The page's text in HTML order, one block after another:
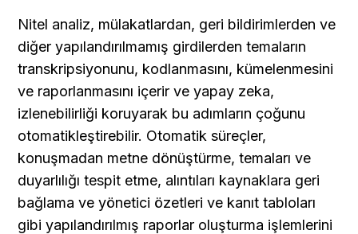
Nitel analiz, mülakatlardan, geri bildirimlerden ve
diğer yapılandırılmamış girdilerden temaların
transkripsiyonunu, kodlanmasını, kümelenmesini
ve raporlanmasını içerir ve yapay zeka,
izlenebilirliği koruyarak bu adımların çoğunu
otomatikleştirebilir. Otomatik süreçler,
konuşmadan metne dönüştürme, temaları ve
duyarlılığı tespit etme, alıntıları kaynaklara geri
bağlama ve yönetici özetleri ve kanıt tabloları
gibi yapılandırılmış raporlar oluşturma işlemlerini